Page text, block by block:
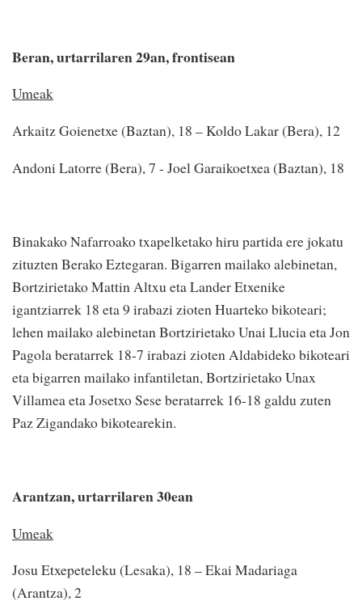
Beran, urtarrilaren 29an, frontisean
Umeak
Arkaitz Goienetxe (Baztan), 18 – Koldo Lakar (Bera), 12
Andoni Latorre (Bera), 7 - Joel Garaikoetxea (Baztan), 18
Binakako Nafarroako txapelketako hiru partida ere jokatu
zituzten Berako Eztegaran. Bigarren mailako alebinetan,
Bortzirietako Mattin Altxu eta Lander Etxenike
igantziarrek 18 eta 9 irabazi zioten Huarteko bikoteari;
lehen mailako alebinetan Bortzirietako Unai Llucia eta Jon
Pagola beratarrek 18-7 irabazi zioten Aldabideko bikoteari
eta bigarren mailako infantiletan, Bortzirietako Unax
Villamea eta Josetxo Sese beratarrek 16-18 galdu zuten
Paz Zigandako bikotearekin.
Arantzan, urtarrilaren 30ean
Umeak
Josu Etxepeteleku (Lesaka), 18 – Ekai Madariaga
(Arantza), 2